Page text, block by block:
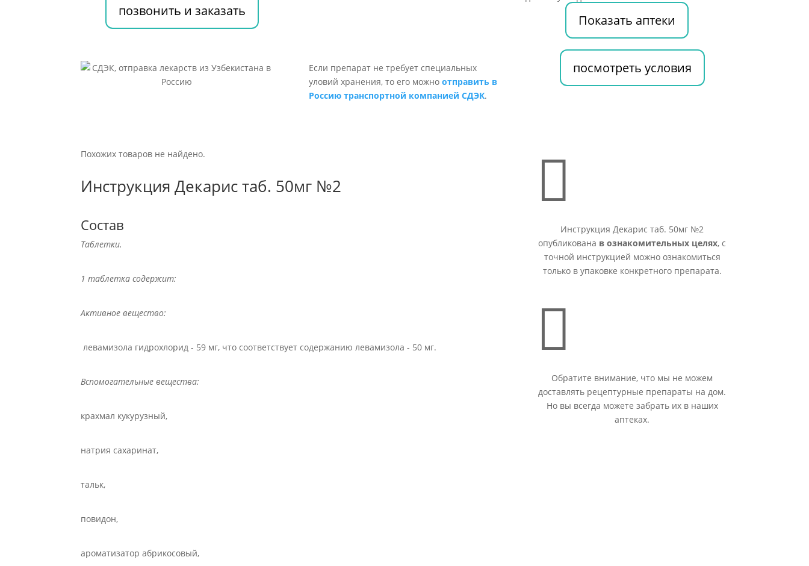
позвонить и заказать
Показать аптеки
Если препарат не требует специальных
уловий хранения, то его можно отправить в
Россию транспортной компанией СДЭК.
посмотреть условия
Похожих товаров не найдено.
Инструкция Декарис таб. 50мг №2
Состав
Таблетки.
1 таблетка содержит:
Активное вещество:
левамизола гидрохлорид - 59 мг, что соответствует содержанию левамизола - 50 мг.
Вспомогательные вещества:
крахмал кукурузный,
натрия сахаринат,
тальк,
повидон,
ароматизатор абрикосовый,

Инструкция Декарис таб. 50мг №2
опубликована в ознакомительных целях, с
точной инструкцией можно ознакомиться
только в упаковке конкретного препарата.

Обратите внимание, что мы не можем
доставлять рецептурные препараты на дом.
Но вы всегда можете забрать их в наших
аптеках.